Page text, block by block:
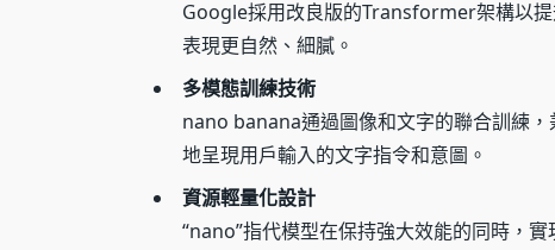
Google採用改良版的Transformer架構以
表現更自然、細膩。
多模態訓練技術
nano banana通過圖像和文字的聯合訓練
地呈現用戶輸入的文字指令和意圖。
資源輕量化設計
“nano”指代模型在保持強大效能的同時，